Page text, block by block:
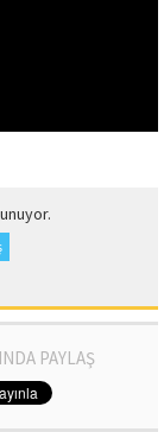
PAYLAŞ